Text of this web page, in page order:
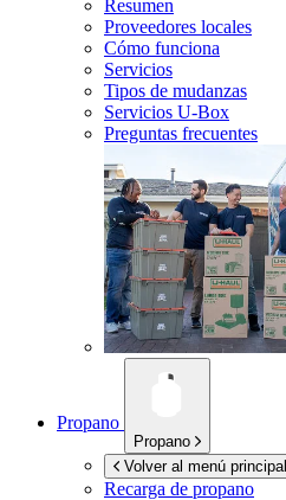
Resumen
Proveedores locales
Cómo funciona
Servicios
Tipos de mudanzas
Servicios U-Box
Preguntas frecuentes
Propano
Propano
Volver al menú principal
Recarga de propano